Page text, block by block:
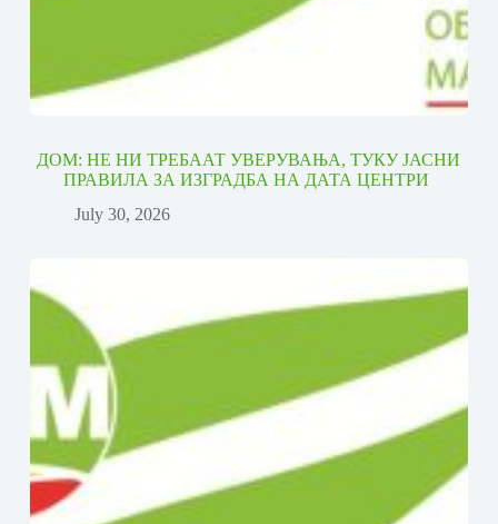
ДОМ: НЕ НИ ТРЕБААТ УВЕРУВАЊА, ТУКУ ЈАСНИ
ПРАВИЛА ЗА ИЗГРАДБА НА ДАТА ЦЕНТРИ
July 30, 2026